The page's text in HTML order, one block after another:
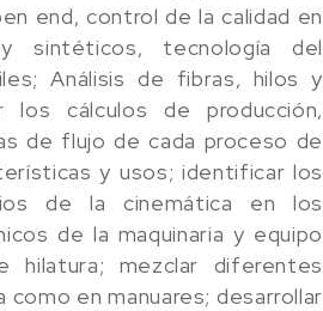
end, control de la calidad en
sintéticos, tecnología del
Análisis de fibras, hilos y
los cálculos de producción,
de flujo de cada proceso de
y usos; identificar los
de la cinemática en los
de la maquinaria y equipo
hilatura; mezclar diferentes
en manuares; desarrollar